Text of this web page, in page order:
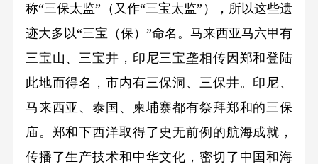
称“三保太监”（又作“三宝太监”），所以这些遗
迹大多以“三宝（保）”命名。马来西亚马六甲有
三宝山、三宝井，印尼三宝垄相传因郑和登陆
此地而得名，市内有三保洞、三保井。印尼、
马来西亚、泰国、柬埔寨都有祭拜郑和的三保
庙。郑和下西洋取得了史无前例的航海成就，
传播了生产技术和中华文化，密切了中国和海